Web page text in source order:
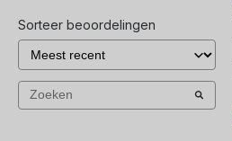
Sorteer beoordelingen